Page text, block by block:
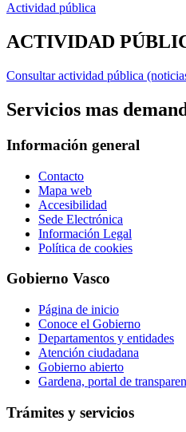
Actividad pública
ACTIVIDAD
Consultar actividad pública
Servicios mas
Información general
Contacto
Mapa web
Accesibilidad
Sede Electrónica
Información Legal
Política de cookies
Gobierno Vasco
Página de inicio
Conoce el Gobierno
Departamentos y entidades
Atención ciudadana
Gobierno abierto
Gardena, portal de
Trámites y servicios